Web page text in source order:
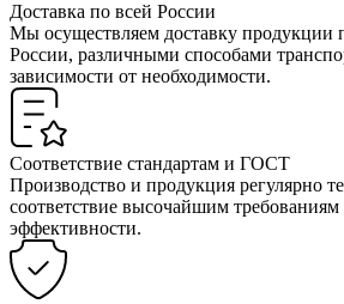
Доставка по всей России
Мы осуществляем доставку продукции
России, различными способами
зависимости от необходимости.
Соответствие стандартам и ГОСТ
Производство и продукция регулярно
соответствие высочайшим требованиям
эффективности.